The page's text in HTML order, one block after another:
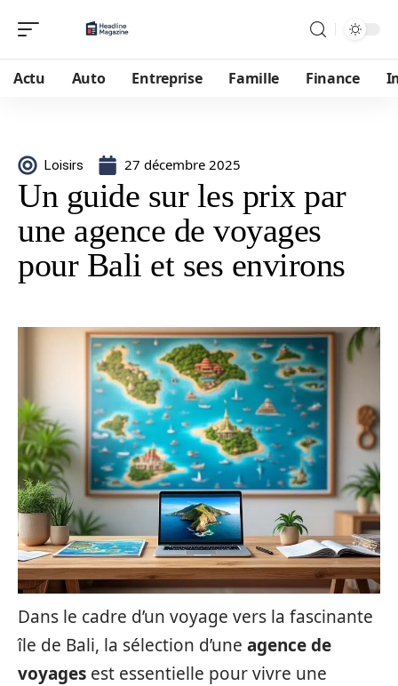
Actu Auto Entreprise Famille Finance
Loisirs 27 décembre 2025
Un guide sur les prix par
une agence de voyages
pour Bali et ses environs
Dans le cadre d’un voyage vers la fascinante
île de Bali, la sélection d’une agence de
voyages est essentielle pour vivre une